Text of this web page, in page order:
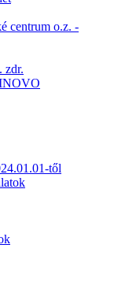
centrum o.z. -
zdr.
től